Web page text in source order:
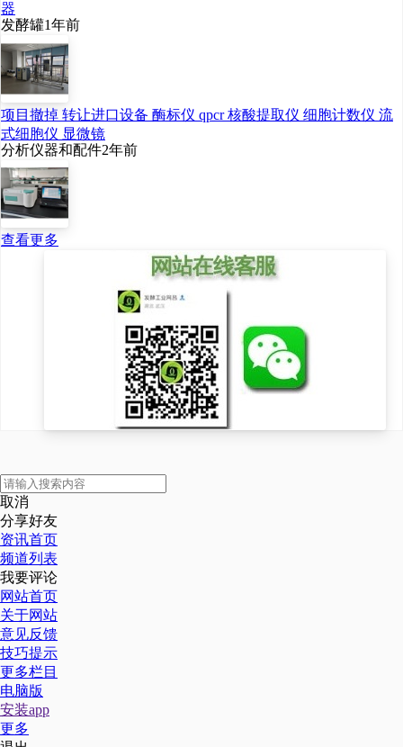
器
发酵罐1年前
项目撤掉 转让进口设备 酶标仪 qpcr 核酸提取仪 细胞计数仪 流
式细胞仪 显微镜
分析仪器和配件2年前
查看更多
取消
分享好友
资讯首页
频道列表
我要评论
网站首页
关于网站
意见反馈
技巧提示
更多栏目
电脑版
安装app
更多